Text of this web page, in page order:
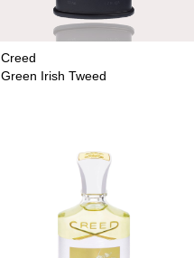
Creed
Green Irish Tweed